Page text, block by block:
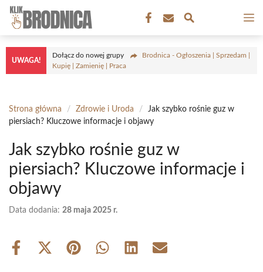
Przejdź
treści
UWAGA!
Dołącz do nowej grupy
Brodnica - Ogłoszenia | Sprzedam |
Kupię | Zamienię | Praca
Strona główna / Zdrowie i Uroda /
Jak szybko rośnie guz w
piersiach? Kluczowe informacje i objawy
Jak szybko rośnie guz w
piersiach? Kluczowe informacje i
objawy
Data dodania: 28 maja 2025 r.
Share
Share Share Share Share Share